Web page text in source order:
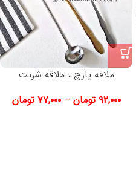
ملاقه پارچ ، ملاقه شربت
۹۲,۰۰۰ تومان – ۷۷,۰۰۰ تومان